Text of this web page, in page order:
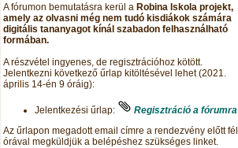
A fórumon bemutatásra kerül a Robina Iskola projekt,
amely az olvasni még nem tudó kisdiákok számára
digitális tananyagot kínál szabadon felhasználható
formában.
A részvétel ingyenes, de regisztrációhoz kötött.
Jelentkezni következő űrlap kitöltésével lehet (2021.
április 14-én 9 óráig):
Jelentkezési űrlap:
Regisztráció a fórumra
Az űrlapon megadott email címre a rendezvény előtt fél
órával megküldjük a belépéshez szükséges linket.